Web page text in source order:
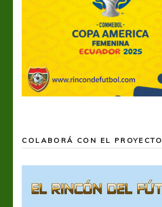
COLABORÁ CON EL PROYECTO